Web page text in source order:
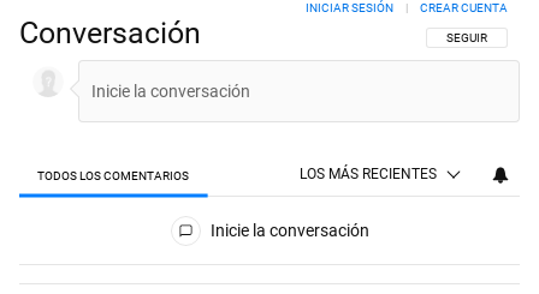
Conversación SIGA ESTA
SEGUIR
INICIAR SESIÓN CREAR CUENTA
TODOS LOS COMENTARIOS LOS MÁS RECIENTES
Todos los comentarios
Inicie la conversación